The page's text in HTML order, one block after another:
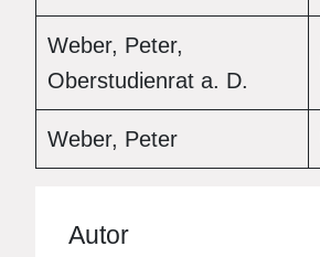
Weber, Peter,
Oberstudienrat a. D.
Weber, Peter
Autor